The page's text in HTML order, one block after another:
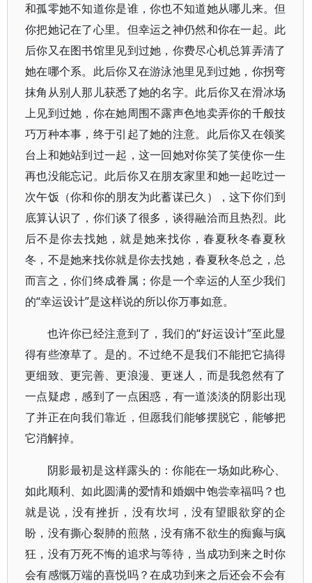
和孤零她不知道你是谁，你也不知道她从哪儿来。但
你把她记在了心里。但幸运之神仍然和你在一起。此
后你又在图书馆里见到过她，你费尽心机总算弄清了
她在哪个系。此后你又在游泳池里见到过她，你拐弯
抹角从别人那儿获悉了她的名字。此后你又在滑冰场
上见到过她，你在她周围不露声色地卖弄你的千般技
巧万种本事，终于引起了她的注意。此后你又在领奖
台上和她站到过一起，这一回她对你笑了笑使你一生
再也没能忘记。此后你又在朋友家里和她一起吃过一
次午饭（你和你的朋友为此蓄谋已久），这下你们到
底算认识了，你们谈了很多，谈得融洽而且热烈。此
后不是你去找她，就是她来找你，春夏秋冬春夏秋
冬，不是她来找你就是你去找她，春夏秋冬总之，总
而言之，你们终成眷属；你是一个幸运的人至少我们
的“幸运设计”是这样说的所以你万事如意。
也许你已经注意到了，我们的“好运设计”至此显
得有些潦草了。是的。不过绝不是我们不能把它搞得
更细致、更完善、更浪漫、更迷人，而是我忽然有了
一点疑虑，感到了一点困惑，有一道淡淡的阴影出现
了并正在向我们靠近，但愿我们能够摆脱它，能够把
它消解掉。
阴影最初是这样露头的：你能在一场如此称心、
如此顺利、如此圆满的爱情和婚姻中饱尝幸福吗？也
就是说，没有挫折，没有坎坷，没有望眼欲穿的企
盼，没有撕心裂肺的煎熬，没有痛不欲生的痴癫与疯
狂，没有万死不悔的追求与等待，当成功到来之时你
会有感慨万端的喜悦吗？在成功到来之后还会不会有